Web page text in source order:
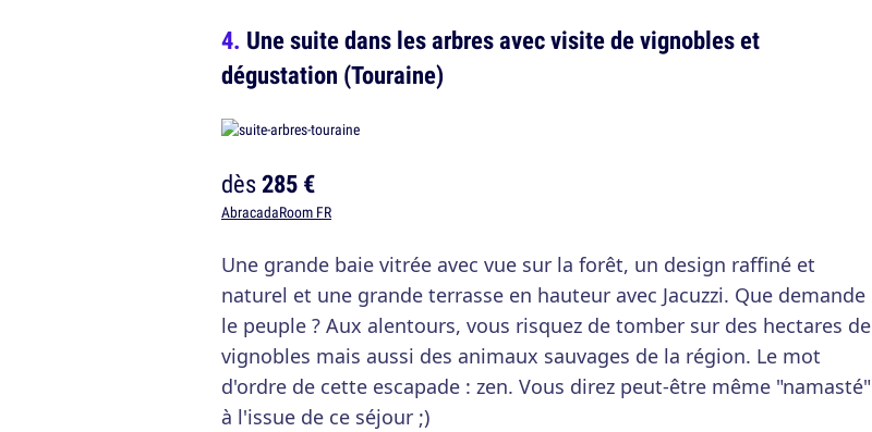
Une suite dans les arbres avec visite de vignobles et
dégustation (Touraine)
dès285 €
AbracadaRoom FR
Une grande baie vitrée avec vue sur la forêt, un design raffiné et
naturel et une grande terrasse en hauteur avec Jacuzzi. Que demande
le peuple ? Aux alentours, vous risquez de tomber sur des hectares de
vignobles mais aussi des animaux sauvages de la région. Le mot
d'ordre de cette escapade : zen. Vous direz peut-être même "namasté"
à l'issue de ce séjour ;)